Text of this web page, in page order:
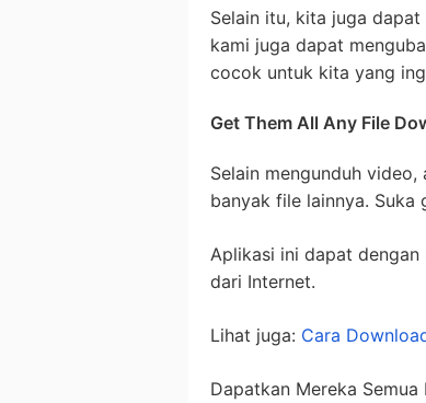
Selain itu, kita juga
kami juga dapat
cocok untuk kita yang
Get Them All Any File
Selain mengunduh
banyak file lainnya. Suka
Aplikasi ini dapat
dari Internet.
Lihat juga: Cara
Dapatkan Mereka